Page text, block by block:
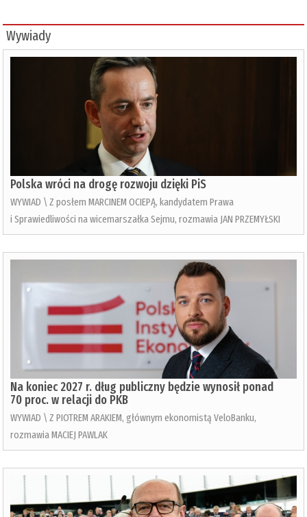
Wywiady
Polska wróci na drogę rozwoju dzięki PiS
WYWIAD \ Z posłem MARCINEM OCIEPĄ, kandydatem Prawa
i Sprawiedliwości na wicemarszałka Sejmu, rozmawia JAN PRZEMYŁSKI
Na koniec 2027 r. dług publiczny będzie wynosił ponad
70 proc. w relacji do PKB
WYWIAD \ Z PIOTREM ARAKIEM, głównym ekonomistą VeloBanku,
rozmawia MACIEJ PAWLAK